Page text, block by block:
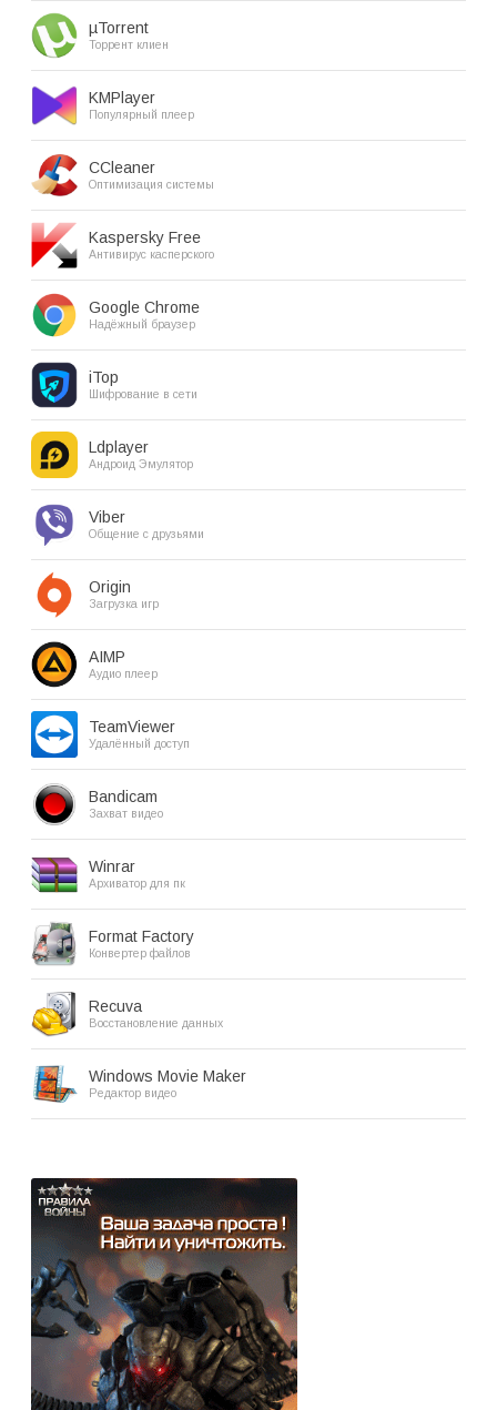
µTorrent
Торрент клиен
KMPlayer
Популярный плеер
CCleaner
Оптимизация системы
Kaspersky Free
Антивирус касперского
Google Chrome
Надёжный браузер
iTop
Шифрование в сети
Ldplayer
Андроид Эмулятор
Viber
Общение с друзьями
Origin
Загрузка игр
AIMP
Аудио плеер
TeamViewer
Удалённый доступ
Bandicam
Захват видео
Winrar
Архиватор для пк
Format Factory
Конвертер файлов
Recuva
Восстановление данных
Windows Movie Maker
Редактор видео